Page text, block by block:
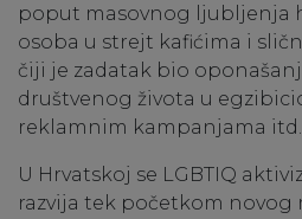
poput masovnog ljubljenja
osoba u strejt kafićima i
čiji je zadatak bio
društvenog života u
reklamnim kampanjama itd.
U Hrvatskoj se LGBTIQ
razvija tek početkom novog